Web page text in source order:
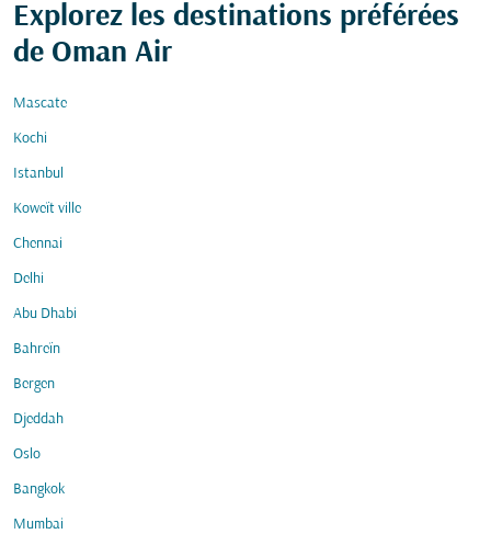
Explorez les destinations préférées
de Oman Air
Mascate
Kochi
Istanbul
Koweït ville
Chennai
Delhi
Abu Dhabi
Bahreïn
Bergen
Djeddah
Oslo
Bangkok
Mumbai